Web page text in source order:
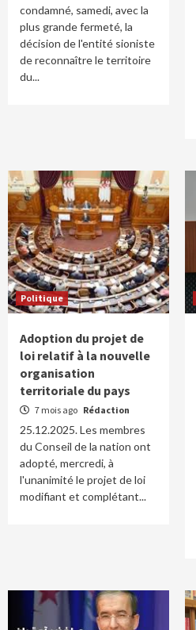
condamné, samedi, avec la
plus grande fermeté, la
décision de l'entité sioniste
de reconnaître le territoire
du...
Politique
Adoption du projet de
loi relatif à la nouvelle
organisation
territoriale du pays
7 mois ago Rédaction
25.12.2025. Les membres
du Conseil de la nation ont
adopté, mercredi, à
l'unanimité le projet de loi
modifiant et complétant...